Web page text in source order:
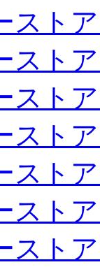
スト
スト
スト
スト
スト
スト
スト